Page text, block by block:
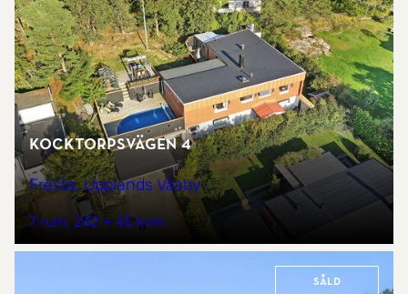
Kocktorpsvägen 4
Fresta, Upplands Väsby
7 rum 242 + 45 kvm
Såld